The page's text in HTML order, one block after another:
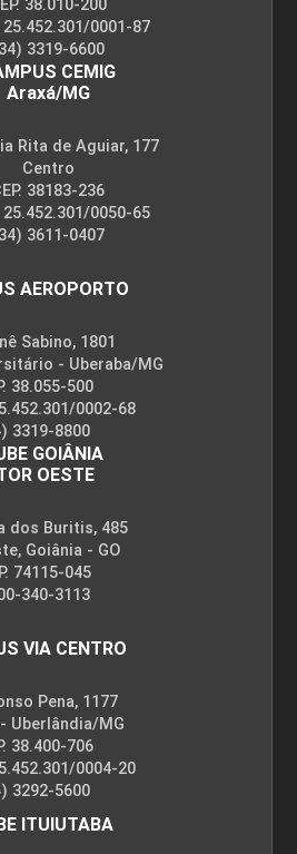
38.010-200
25.452.301/0001-87
3319-6600
CEMIG
Araxá/MG
Rita de Aguiar, 177
Centro
38183-236
25.452.301/0050-65
3611-0407
AEROPORTO
Sabino, 1801
- Uberaba/MG
38.055-500
0002-68
3319-8800
GOIÂNIA
OESTE
dos Buritis, 485
Goiânia - GO
74115-045
340-3113
VIA CENTRO
Pena, 1177
Uberlândia/MG
38.400-706
0004-20
3292-5600
ITUIUTABA